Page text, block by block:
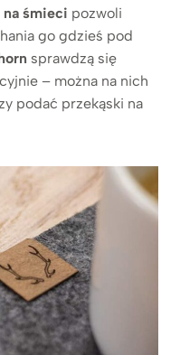
na śmieci pozwoli
go gdzieś pod
sprawdzą się
– można na nich
podać przekąski na